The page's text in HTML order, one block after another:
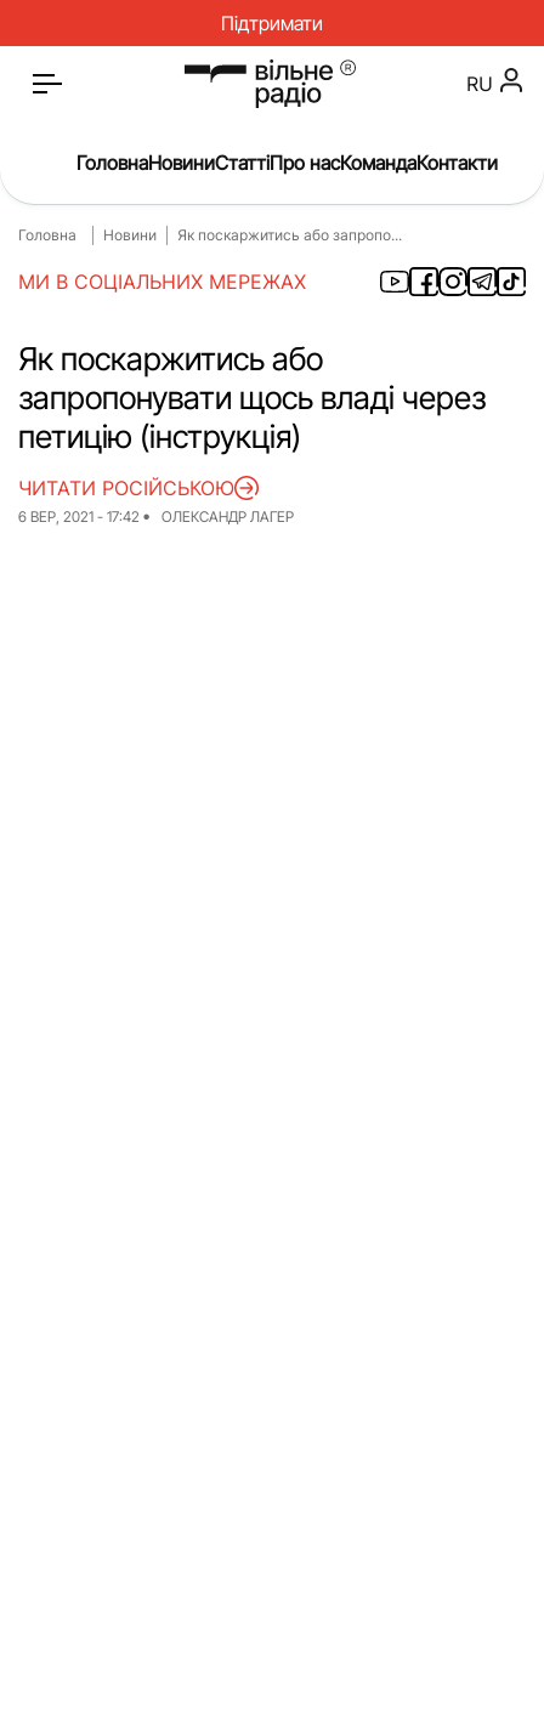
Підтримати
Головна
Новини
Окупація
Про нас
Війна
Гроші
Освіта
Інструкції
Медицина
ЖКГ
RU
ГоловнаНовиниСтаттіПро насКомандаКонтакти
Головна Новини Як поскаржитись або запропо...
МИ В СОЦІАЛЬНИХ МЕРЕЖАХ
Як поскаржитись або
запропонувати щось владі через
петицію (інструкція)
6 ВЕР, 2021 - 17:42 ОЛЕКСАНДР ЛАГЕР
ЧИТАТИ РОСІЙСЬКОЮ